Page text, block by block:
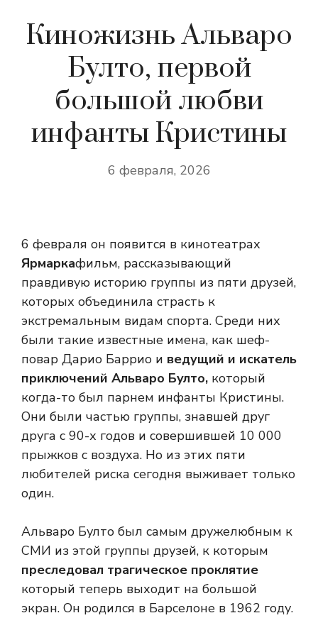
Киножизнь Альваро
Булто, первой
большой любви
инфанты Кристины
6 февраля, 2026
6 февраля он появится в кинотеатрах
Ярмаркафильм, рассказывающий
правдивую историю группы из пяти друзей,
которых объединила страсть к
экстремальным видам спорта. Среди них
были такие известные имена, как шеф-
повар Дарио Баррио и ведущий и искатель
приключений Альваро Булто, который
когда-то был парнем инфанты Кристины.
Они были частью группы, знавшей друг
друга с 90-х годов и совершившей 10 000
прыжков с воздуха. Но из этих пяти
любителей риска сегодня выживает только
один.
Альваро Булто был самым дружелюбным к
СМИ из этой группы друзей, к которым
преследовал трагическое проклятие
который теперь выходит на большой
экран. Он родился в Барселоне в 1962 году.